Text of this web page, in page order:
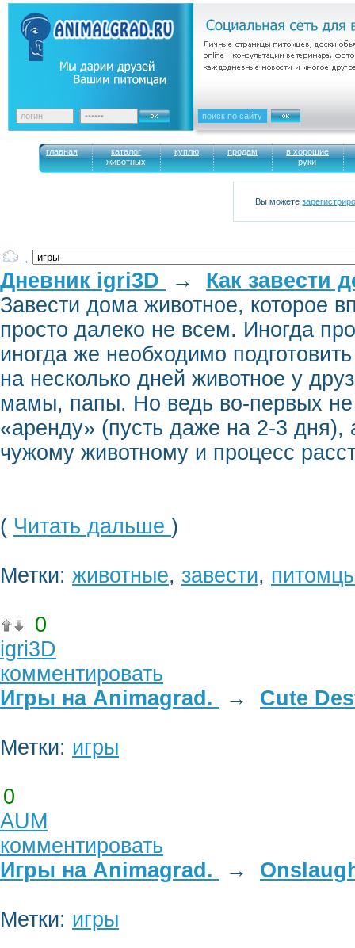
главная
каталог
животных
куплю продам
в хорошие
руки
Вы можете
→
Дневник igri3D → Как завести
Завести дома животное, которое
просто далеко не всем. Иногда
иногда же необходимо
на несколько дней животное у
мамы, папы. Но ведь во-первых не
«аренду» (пусть даже на 2-3 дня),
чужому животному и процесс
( Читать дальше )
Метки: животные, завести,
0
igri3D
комментировать
Игры на Animagrad.
→ Cute
Метки: игры
0
AUM
комментировать
Игры на Animagrad.
→
Метки: игры